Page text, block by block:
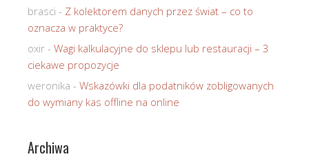
brasci - Z kolektorem danych przez świat – co to
oznacza w praktyce?
oxir - Wagi kalkulacyjne do sklepu lub restauracji – 3
ciekawe propozycje
weronika - Wskazówki dla podatników zobligowanych
do wymiany kas offline na online
Archiwa